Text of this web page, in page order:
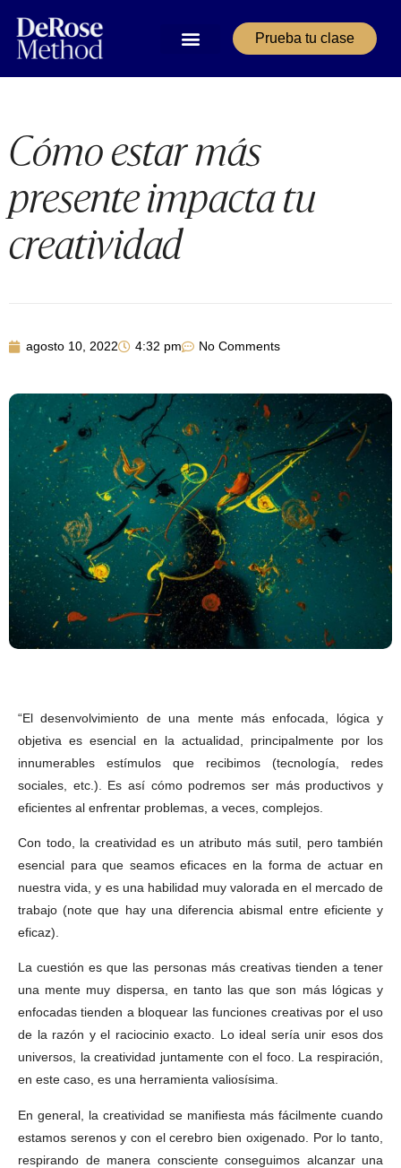
Prueba tu clase
Cómo estar más
presente impacta tu
creatividad
agosto 10, 2022 4:32 pm No Comments
“El desenvolvimiento de una mente más enfocada, lógica y
objetiva es esencial en la actualidad, principalmente por los
innumerables estímulos que recibimos (tecnología, redes
sociales, etc.). Es así cómo podremos ser más productivos y
eficientes al enfrentar problemas, a veces, complejos.
Con todo, la creatividad es un atributo más sutil, pero también
esencial para que seamos eficaces en la forma de actuar en
nuestra vida, y es una habilidad muy valorada en el mercado de
trabajo (note que hay una diferencia abismal entre eficiente y
eficaz).
La cuestión es que las personas más creativas tienden a tener
una mente muy dispersa, en tanto las que son más lógicas y
enfocadas tienden a bloquear las funciones creativas por el uso
de la razón y el raciocinio exacto. Lo ideal sería unir esos dos
universos, la creatividad juntamente con el foco. La respiración,
en este caso, es una herramienta valiosísima.
En general, la creatividad se manifiesta más fácilmente cuando
estamos serenos y con el cerebro bien oxigenado. Por lo tanto,
respirando de manera consciente conseguimos alcanzar una